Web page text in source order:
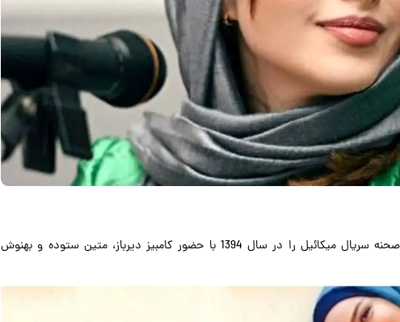
به گزارش پارسینه ، تصویری از پشت صحنه سریال میکائیل را در سال 1394 با حضور کامبیز دیرباز، متین ستوده و بهنوش